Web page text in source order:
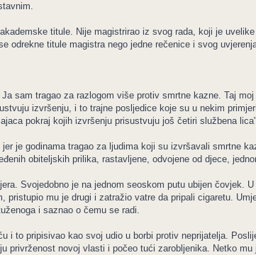
titule. Nije magistrirao iz svog rada, koji je
odrekne titule magistra nego jedne rečenice i svog
sam tragao za razlogom više protiv smrtne kazne. Taj
izvršenju, i to trajne posljedice koje su u nekim
pokraj kojih izvršenju prisustvuju još četiri službena
je godinama tragao za ljudima koji su izvršavali smrtne
obiteljskih prilika, rastavljene, odvojene od djece,
Svojedobno je na jednom seoskom putu ubijen čovjek.
mu je drugi i zatražio vatre da pripali cigaretu.
i saznao o čemu se radi.
i to pripisivao kao svoj udio u borbi protiv neprijatelja.
privrženost novoj vlasti i počeo tući zarobljenika. Netko